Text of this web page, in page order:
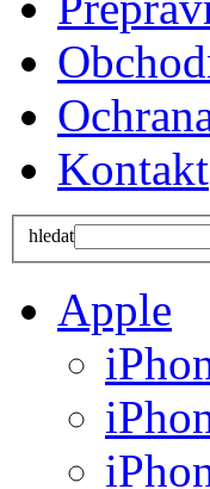
Kontakt
hledat
Apple